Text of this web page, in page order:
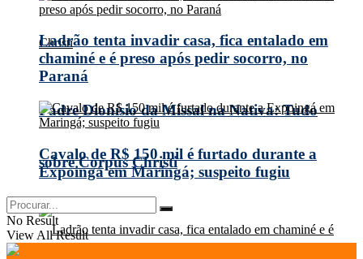
Padre Dionísio da Missal na Nativa: Tudo
sobre Corpus Christi
Ladrão tenta invadir casa, fica entalado em
chaminé e é preso após pedir socorro, no
Paraná
Cavalo de R$ 150 mil é furtado durante a
Expoingá em Maringá; suspeito fugiu
No Result
View All Result